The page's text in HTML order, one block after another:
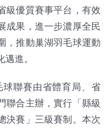
級優質賽事平台，有效
成果，進一步濃厚全民
，推動巢湖羽毛球運動
進。
聯賽由省體育局、省
聯合主辦，實行「縣級
決賽」三級賽制。本次